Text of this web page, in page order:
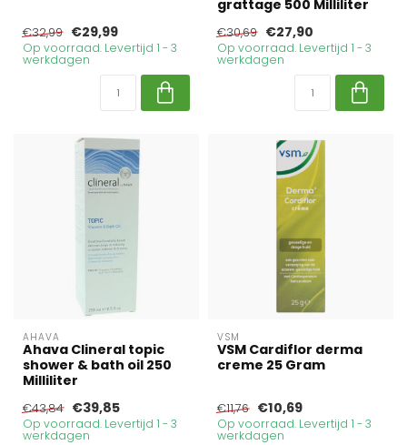
€32,99 €29,99
Op voorraad. Levertijd 1 - 3
werkdagen
grattage 500 Milliliter
€30,69 €27,90
Op voorraad. Levertijd 1 - 3
werkdagen
AHAVA
Ahava Clineral topic
shower & bath oil 250
Milliliter
€43,84 €39,85
Op voorraad. Levertijd 1 - 3
werkdagen
VSM
VSM Cardiflor derma
creme 25 Gram
€11,76 €10,69
Op voorraad. Levertijd 1 - 3
werkdagen